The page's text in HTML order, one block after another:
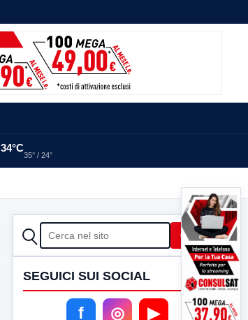
34°C
35° / 24°
CERCA Cerca
SEGUICI SUI SOCIAL
f ◎ ▶